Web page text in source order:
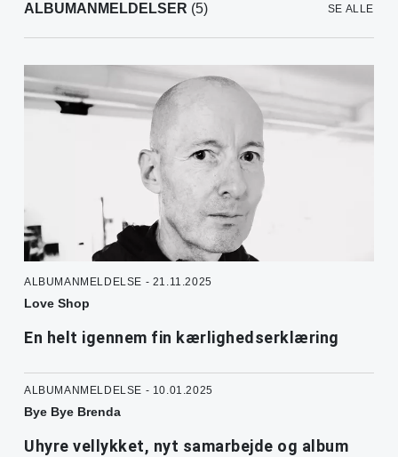
ALBUMANMELDELSER (5) SE ALLE
ALBUMANMELDELSE - 21.11.2025
Love Shop
En helt igennem fin kærlighedserklæring
ALBUMANMELDELSE - 10.01.2025
Bye Bye Brenda
Uhyre vellykket, nyt samarbejde og album